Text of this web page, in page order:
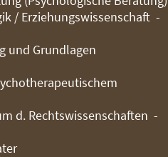
/ Erziehungswissenschaft -
und Grundlagen
d. Rechtswissenschaften -